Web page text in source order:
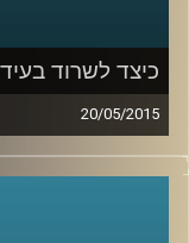
כיצד לשרוד
20/05/2015
קשה להאמין